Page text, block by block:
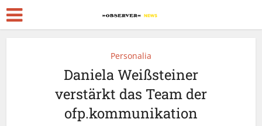
Personalia
Daniela Weißsteiner
verstärkt das Team der
ofp.kommunikation